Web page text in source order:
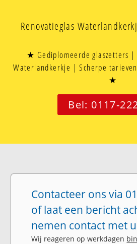
Renovatieglas
★ Gediplomeerde glaszetters |
Waterlandkerkje | Scherpe
★
Bel: 0117-
Contacteer ons via
of laat een bericht
nemen contact met
Wij reageren op werkdagen